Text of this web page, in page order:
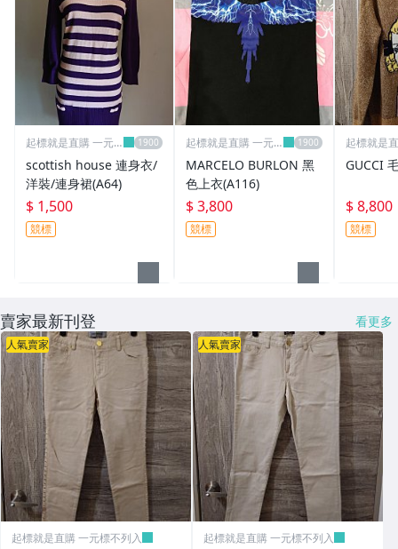
起標就是直購 一元
scottish house 連身衣/
洋裝/連身裙(A64)
$ 1,500
競標
起標就是直購 一元
MARCELO BURLON 黑
色上衣(A116)
$ 3,800
競標
起標就是
GUCCI
$ 8,800
競標
賣家最新刊登 看更多
人氣賣家
起標就是直購 一元標不列入
人氣賣家
起標就是直購 一元標不列入